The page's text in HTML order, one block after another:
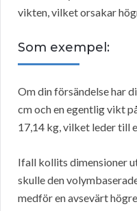
vikten, vilket orsakar
Som exempel:
Om din försändelse har
cm och en egentlig vikt
17,14 kg, vilket leder till
Ifall kollits dimensioner
skulle den
medför en avsevärt